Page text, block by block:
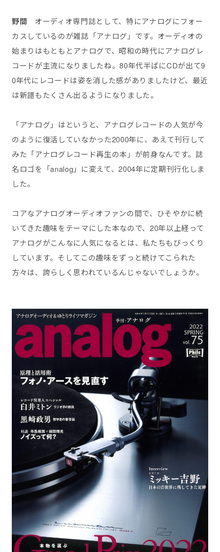
野間 オーディオ専門誌として、特にアナログにフォー
カスしているのが雑誌「アナログ」です。オーディオの
始まりはもともとアナログで、昭和の時代にアナログレ
コードが主流になりましたね。80年代半ばにCDが出て9
0年代にレコードは姿を消した感がありましたけど、最近
は新譜もたくさん出るようになりました。
「アナログ」はというと、アナログレコードの人気が今
のように復活していなかった2000年に、あえて刊行して
みた「アナログレコード再生の本」が前身なんです。誌
名ロゴを「analog」に変えて、2004年に定期刊行化しま
した。
コアなアナログオーディオファンの間で、ひそやかに続
いてきた趣味をテーマにした本なので、20年以上経って
アナログがこんなに人気になるとは、私たちもびっくり
しています。そしてこの趣味をずっと続けてこられた
方々は、誇らしく思われているんじゃないでしょうか。